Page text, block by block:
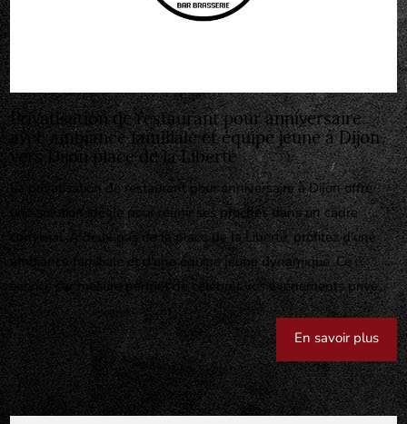
Privatisation de restaurant pour anniversaire
avec ambiance familiale et équipe jeune à Dijon
vers Dijon place de la Liberté
La privatisation de restaurant pour anniversaire à Dijon offre
une solution idéale pour réunir ses proches dans un cadre
convivial. À deux pas de la place de la Liberté, profitez d'une
ambiance familiale et d'une équipe jeune dynamique. Ce
service sur mesure permet de célébrer vos événements privé...
En savoir plus